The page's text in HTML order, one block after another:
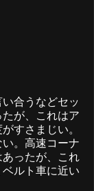
合うなどセッ
が、これはア
すさまじい。
。高速コーナ
ったが、これ
ルト車に近い